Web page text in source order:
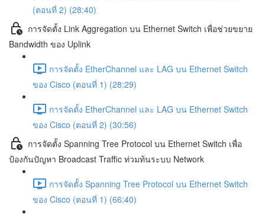
(ตอนที่ 2) (28:40)
การจัดตั้ง Link Aggregation บน Ethernet Switch เพื่อช่วยขยาย
Bandwidth ของ Uplink
การจัดตั้ง EtherChannel และ LAG บน Ethernet Switch
ของ Cisco (ตอนที่ 1) (28:29)
การจัดตั้ง EtherChannel และ LAG บน Ethernet Switch
ของ Cisco (ตอนที่ 2) (30:56)
การจัดตั้ง Spanning Tree Protocol บน Ethernet Switch เพื่อ
ป้องกันปัญหา Broadcast Traffic ท่วมท้นระบบ Network
การจัดตั้ง Spanning Tree Protocol บน Ethernet Switch
ของ Cisco (ตอนที่ 1) (66:40)